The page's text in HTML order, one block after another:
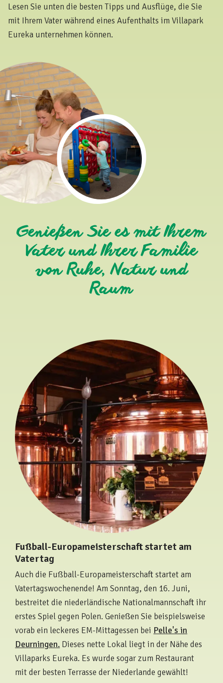
Lesen Sie unten die besten Tipps und Ausflüge, die Sie
mit Ihrem Vater während eines Aufenthalts im Villapark
Eureka unternehmen können.
Genießen Sie es mit Ihrem
Vater und Ihrer Familie
von Ruhe, Natur und
Raum
Fußball-Europameisterschaft startet am
Vatertag
Auch die Fußball-Europameisterschaft startet am
Vatertagswochenende! Am Sonntag, den 16. Juni,
bestreitet die niederländische Nationalmannschaft ihr
erstes Spiel gegen Polen. Genießen Sie beispielsweise
vorab ein leckeres EM-Mittagessen bei Pelle's in
Deurningen. Dieses nette Lokal liegt in der Nähe des
Villaparks Eureka. Es wurde sogar zum Restaurant
mit der besten Terrasse der Niederlande gewählt!